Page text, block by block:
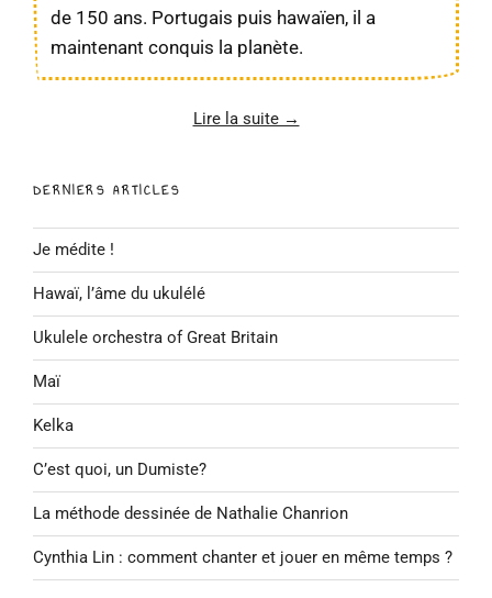
de 150 ans. Portugais puis hawaïen, il a
maintenant conquis la planète.
Lire la suite →
DERNIERS ARTICLES
Je médite !
Hawaï, l’âme du ukulélé
Ukulele orchestra of Great Britain
Maï
Kelka
C’est quoi, un Dumiste?
La méthode dessinée de Nathalie Chanrion
Cynthia Lin : comment chanter et jouer en même temps ?